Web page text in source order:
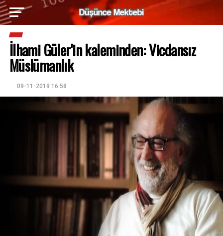
İlhami Güler'in kaleminden: Vicdansız
Müslümanlık
09-11-2019 16:58